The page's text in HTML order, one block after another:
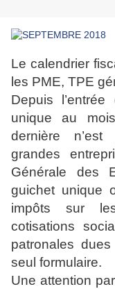
Le calendrier
les PME, TPE
Depuis
unique au
dernière n’est
grandes
Générale des
guichet unique
impôts sur
cotisations
patronales
seul formulaire.
Une attention